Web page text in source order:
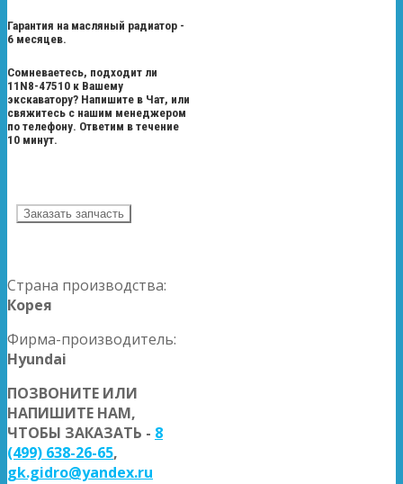
Гарантия на масляный радиатор -
6 месяцев.
Сомневаетесь, подходит ли
11N8-47510 к Вашему
экскаватору? Напишите в Чат, или
свяжитесь с нашим менеджером
по телефону. Ответим в течение
10 минут.
Заказать запчасть
Страна производства:
Корея
Фирма-производитель:
Hyundai
ПОЗВОНИТЕ ИЛИ
НАПИШИТЕ НАМ,
ЧТОБЫ ЗАКАЗАТЬ - 8
(499) 638-26-65,
gk.gidro@yandex.ru